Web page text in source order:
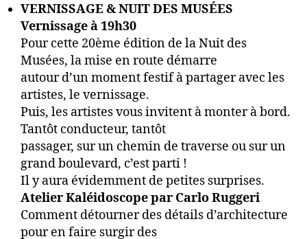
VERNISSAGE & NUIT DES MUSÉES
Vernissage à 19h30
Pour cette 20ème édition de la Nuit des
Musées, la mise en route démarre
autour d’un moment festif à partager avec les
artistes, le vernissage.
Puis, les artistes vous invitent à monter à bord.
Tantôt conducteur, tantôt
passager, sur un chemin de traverse ou sur un
grand boulevard, c’est parti !
Il y aura évidemment de petites surprises.
Atelier Kaléidoscope par Carlo Ruggeri
Comment détourner des détails d’architecture
pour en faire surgir des